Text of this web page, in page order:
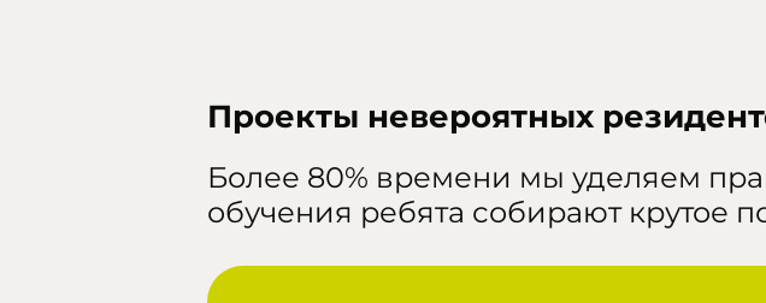
Проекты невероятных
Более 80% времени мы уделяем
обучения ребята собирают крутое